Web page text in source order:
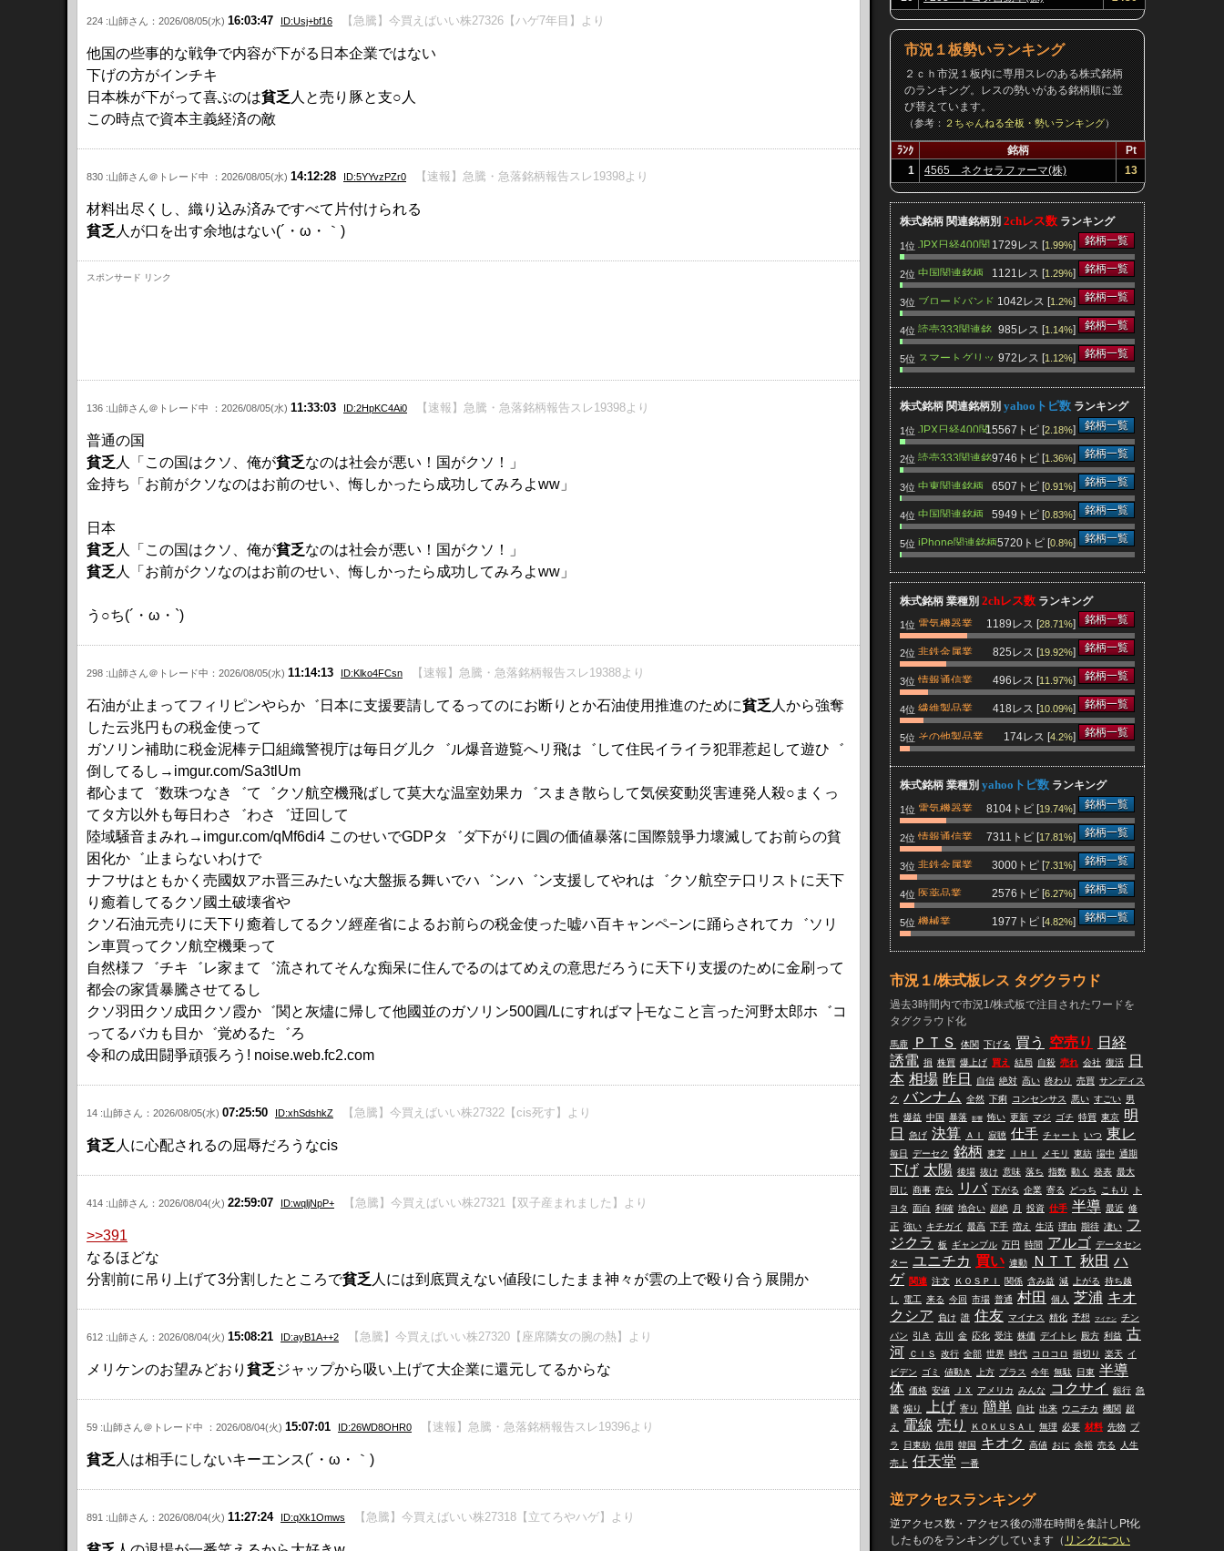
224 :山師さん：2026/08/05(水) 16:03:47 ID:Usj+bf16 【急騰】今買えばいい株27326【ハゲ7年目】より
他国の些事的な戦争で内容が下がる日本企業ではない
下げの方がインチキ
日本株が下がって喜ぶのは貧乏 人と売り豚と支○人
この時点で資本主義経済の敵
830 :山師さん＠トレード中 ：2026/08/05(水) 14:12:28 ID:5YYvzPZr0 【速報】急騰・急落銘柄報告スレ19398より
材料出尽くし、織り込み済みですべて片付けられる
貧乏 人が口を出す余地はない(´・ω・｀)
スポンサード リンク
136 :山師さん＠トレード中 ：2026/08/05(水) 11:33:03 ID:2HpKC4Ai0 【速報】急騰・急落銘柄報告スレ19398より
普通の国
貧乏 人「この国はクソ、俺が貧乏なのは社会が悪い！国がクソ！」
金持ち「お前がクソなのはお前のせい、悔しかったら成功してみろよww」
日本
貧乏 人「この国はクソ、俺が貧乏なのは社会が悪い！国がクソ！」
貧乏 人「お前がクソなのはお前のせい、悔しかったら成功してみろよww」
う○ち(´・ω・`)
298 :山師さん＠トレード中：2026/08/05(水) 11:14:13 ID:Klko4FCsn 【速報】急騰・急落銘柄報告スレ19388より
石油が止まってフィリピンやらか゛日本に支援要請してるってのにお断りとか石油使用推進のために貧乏 人から強奪
した云兆円もの税金使って
ガソリン補助に税金泥棒テ囗組織警視庁は毎日グ儿ク゛ル爆音遊覧へリ飛は゛して住民イライラ犯罪惹起して遊ひ゛
倒してるし→imgur.com/Sa3tlUm
都心まて゛数珠つなき゛て゛クソ航空機飛ばして莫大な温室効果カ゛スまき散らして気侯変動災害連発人殺○まくっ
てタ方以外も毎日わさ゛わさ゛迂回して
陸域騒音まみれ→imgur.com/qMf6di4 このせいでGDPタ゛ダ下がりに圓の価値暴落に国際競爭力壞滅してお前らの貧
困化か゛止まらないわけで
ナフサはともかく売國奴アホ晋三みたいな大盤振る舞いでハ゛ンハ゛ン支援してやれは゛クソ航空テ口リストに天下
り癒着してるクソ國土破壊省や
クソ石油元売りに天下り癒着してるクソ經産省によるお前らの税金使った嘘ハ百キャンペ−ンに踊らされてカ゛ソリ
ン車買ってクソ航空機乗って
自然様フ゛チキ゛レ家まて゛流されてそんな痴呆に住んでるのはてめえの意思だろうに天下り支援のために金刷って
都会の家賃暴騰させてるし
クソ羽田クソ成田クソ霞か゛関と灰燼に帰して他國並のガソリン500圓/Lにすればマ├モなこと言った河野太郎ホ゛コ
ってるバカも目か゛覚めるた゛ろ
令和の成田闘爭頑張ろう! noise.web.fc2.com
14 :山師さん：2026/08/05(水) 07:25:50 ID:xhSdshkZ 【急騰】今買えばいい株27322【cis死す】より
貧乏 人に心配されるの屈辱だろうなcis
414 :山師さん：2026/08/04(火) 22:59:07 ID:wqljNpP+ 【急騰】今買えばいい株27321【双子産まれました】より
>>391
なるほどな
分割前に吊り上げて3分割したところで貧乏 人には到底買えない値段にしたまま神々が雲の上で殴り合う展開か
612 :山師さん：2026/08/04(火) 15:08:21 ID:ayB1A++2 【急騰】今買えばいい株27320【座席隣女の腕の熱】より
メリケンのお望みどおり 貧乏 ジャップから吸い上げて大企業に還元してるからな
59 :山師さん＠トレード中 ：2026/08/04(火) 15:07:01 ID:26WD8OHR0 【速報】急騰・急落銘柄報告スレ19396より
貧乏 人は相手にしないキーエンス(´・ω・｀)
891 :山師さん：2026/08/04(火) 11:27:24 ID:qXk1Omws 【急騰】今買えばいい株27318【立てろやハゲ】より
市況１板勢いランキング
２ｃｈ市況１板内に専用スレのある株式銘柄
のランキング。レスの勢いがある銘柄順に並
び替えています。
（参考：２ちゃんねる全板・勢いランキング）
ﾗﾝｸ 銘柄
Pt
1
4565 ネクセラファーマ(株) 13
株式銘柄 関連銘柄別 2chレス数 ランキング
1位 JPX日経400関
連銘柄
1729レス [1.99%] 銘柄一覧
2位 中国関連銘柄 1121レス [1.29%] 銘柄一覧
3位 ブロードバンド
関連銘柄
1042レス [1.2%] 銘柄一覧
4位 読売333関連銘
柄
985レス [1.14%] 銘柄一覧
5位 スマートグリッ
ド関連銘柄
972レス [1.12%] 銘柄一覧
株式銘柄 関連銘柄別 yahooトピ数 ランキング
1位 JPX日経400関
連銘柄
15567トピ [2.18%] 銘柄一覧
2位 読売333関連銘
柄
9746トピ [1.36%] 銘柄一覧
3位 中東関連銘柄 6507トピ [0.91%] 銘柄一覧
4位 中国関連銘柄 5949トピ [0.83%] 銘柄一覧
5位 iPhone関連銘柄5720トピ [0.8%] 銘柄一覧
株式銘柄 業種別 2chレス数 ランキング
1位 電気機器業 1189レス [28.71%] 銘柄一覧
2位 非鉄金属業 825レス [19.92%] 銘柄一覧
3位 情報通信業 496レス [11.97%] 銘柄一覧
4位 繊維製品業 418レス [10.09%] 銘柄一覧
5位 その他製品業 174レス [4.2%] 銘柄一覧
株式銘柄 業種別 yahooトピ数 ランキング
1位 電気機器業 8104トピ [19.74%] 銘柄一覧
2位 情報通信業 7311トピ [17.81%] 銘柄一覧
3位 非鉄金属業 3000トピ [7.31%] 銘柄一覧
4位 医薬品業 2576トピ [6.27%] 銘柄一覧
5位 機械業 1977トピ [4.82%] 銘柄一覧
市況１/株式板レス タグクラウド
過去3時間内で市況1/株式板で注目されたワードを
タグクラウド化
馬鹿 ＰＴＳ 体関 下げる 買う 空売り
日経
誘電 損 株買 爆上げ 買え 結局 自殺 売れ 会社 復活
日
本 相場 昨日 自信 絶対 高い 終わり 売買 サンディス
ク
バンナム 全然 下痢 コンセンサス 悪い すごい 男
性 爆益 中国 暴落 影響 怖い 更新 マジ ゴチ 特買 東京 明
日
急げ 決算 ＡＩ 寂聴 仕手 チャート いつ 東レ
毎日 デーセク 銘柄 東芝 ＩＨＩ メモリ 東紡 場中 通期
下げ 太陽 後場 抜け 意味 落ち 指数 動く 発表 最大
同じ
商事 売ら リバ 下がる 企業 寄る どっち こもり
ト
ヨタ 面白 利確 地合い 超絶 月 投資 仕手 半導 最近 修
正 強い キチガイ 最高 下手 増え 生活 理由 期待 凄い フ
ジクラ
板 ギャンブル 万円 時間 アルゴ データセン
ター ユニチカ 買い 連動 ＮＴＴ 秋田 ハ
ゲ 関連 注文 ＫＯＳＰＩ 関係 含み益 減 上がる 持ち越
し
電工 来る 今回 市場 普通 村田 個人 芝浦 キオ
クシア 負け 誰 住友 マイナス 精化 予想 マイテン
チン
パン
引き 古川 金 応化 受注 株価 デイトレ 殿方 利益 古
河
ＣＩＳ 改行 全部 世界 時代 コロコロ 損切り 楽天 イ
ビデン
ゴミ 値動き 上方 プラス 今年 無駄 日東 半導
体 価格 安値 ＪＸ アメリカ みんな コクサイ 銀行 急
騰 煽り 上げ 寄り 簡単 自社 出来 ウニチカ 機関 超
え
電線 売り ＫＯＫＵＳＡＩ 無理 必要 材料 先物 プ
ラ
日東紡 信用 韓国 キオク 高値 おに 余裕 売る
人生
売上 任天堂 一番
逆アクセスランキング
逆アクセス数・アクセス後の滞在時間を集計しPt化
したものをランキングしています（ リンクについ